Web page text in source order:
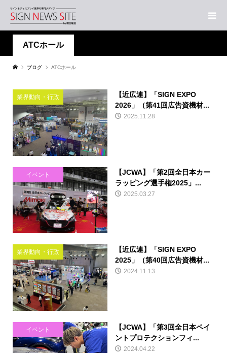
ATCホール
ブログ ATCホール
業界動向・行政
【近広連】「SIGN EXPO
2026」（第41回広告資機材...
2025.11.28
イベント
【JCWA】「第2回全日本カー
ラッピング選手権2025」...
2025.03.27
業界動向・行政
【近広連】「SIGN EXPO
2025」（第40回広告資機材...
2024.11.13
イベント
【JCWA】「第3回全日本ペイ
ントプロテクションフィ...
2024.04.22